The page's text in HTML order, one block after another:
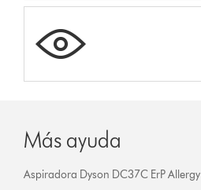
Más ayuda
Aspiradora Dyson DC37C ErP Allergy